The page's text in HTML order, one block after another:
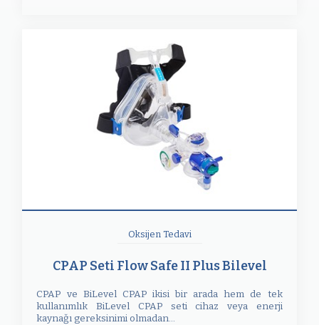
Oksijen Tedavi
CPAP Seti Flow Safe II Plus Bilevel
CPAP ve BiLevel CPAP ikisi bir arada hem de tek
kullanımlık BiLevel CPAP seti cihaz veya enerji
kaynağı gereksinimi olmadan...